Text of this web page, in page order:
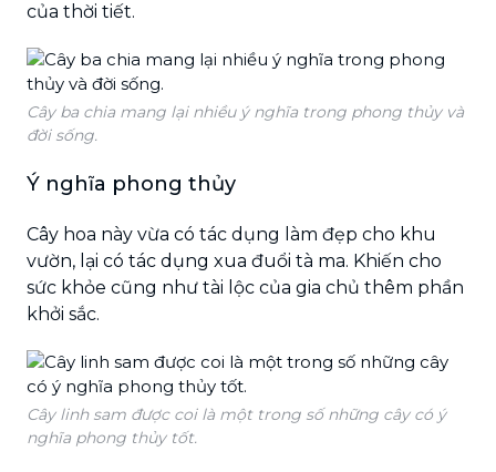
của thời tiết.
Cây ba chia mang lại nhiều ý nghĩa trong phong thủy và
đời sống.
Ý nghĩa phong thủy
Cây hoa này vừa có tác dụng làm đẹp cho khu
vườn, lại có tác dụng xua đuổi tà ma. Khiến cho
sức khỏe cũng như tài lộc của gia chủ thêm phần
khởi sắc.
Cây linh sam được coi là một trong số những cây có ý
nghĩa phong thủy tốt.